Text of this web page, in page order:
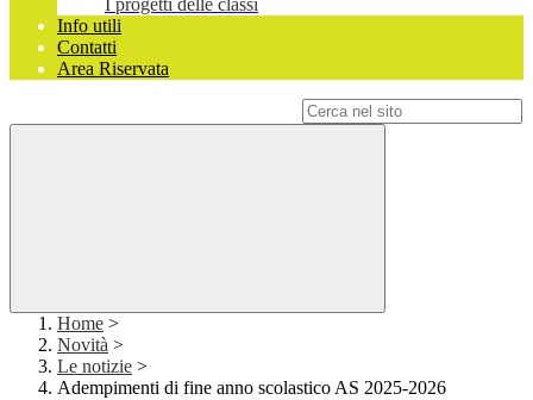
I progetti delle classi
Info utili
Contatti
Area Riservata
Home >
Novità >
Le notizie >
Adempimenti di fine anno scolastico AS 2025-2026